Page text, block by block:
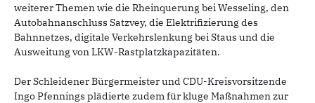
weiterer Themen wie die Rheinquerung bei Wesseling, den
Autobahnanschluss Satzvey, die Elektrifizierung des
Bahnnetzes, digitale Verkehrslenkung bei Staus und die
Ausweitung von LKW-Rastplatzkapazitäten.
Der Schleidener Bürgermeister und CDU-Kreisvorsitzende
Ingo Pfennings plädierte zudem für kluge Maßnahmen zur